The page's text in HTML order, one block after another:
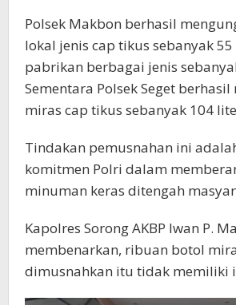
Polsek Makbon berhasil
lokal jenis cap tikus sebanyak
pabrikan berbagai jenis
Sementara Polsek Seget
miras cap tikus sebanyak 104
Tindakan pemusnahan ini
komitmen Polri dalam
minuman keras ditengah
Kapolres Sorong AKBP Iwan P.
membenarkan, ribuan botol
dimusnahkan itu tidak memiliki